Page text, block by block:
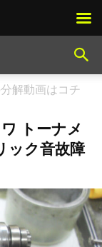
解動画はコチ
トーナメ
ック音故障